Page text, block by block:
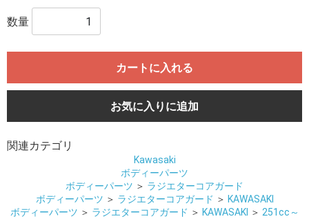
数量
カートに入れる
お気に入りに追加
関連カテゴリ
Kawasaki
ボディーパーツ
ボディーパーツ ＞ ラジエターコアガード
ボディーパーツ ＞ ラジエターコアガード ＞ KAWASAKI
ボディーパーツ ＞ ラジエターコアガード ＞ KAWASAKI ＞ 251cc～